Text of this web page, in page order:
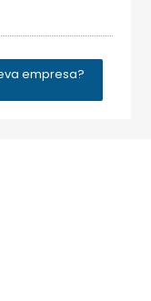
empresa?